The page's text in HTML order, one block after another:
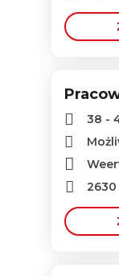
38 -
2630